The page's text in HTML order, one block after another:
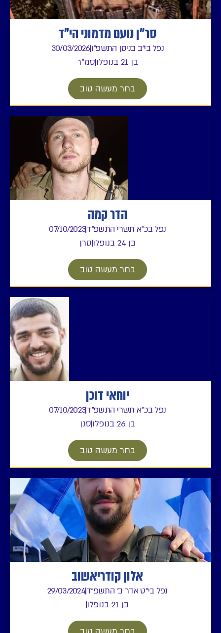
סר"ן נועם מדמוני הי"ד
נפל בי"ב בניסן התשפ"ו30/03/2026
בן 21 בנופלו
סמ"ר
בחר מעשה טוב
הדר קמה
נפל בכ"א תשרי התשפ"ד07/10/2023
בן 24 בנופלו
סרן
בחר מעשה טוב
יוחאי דוכן
נפל בכ"א תשרי התשפ"ד07/10/2023
בן 26 בנופלו
סגן
בחר מעשה טוב
אלון קודריאשוב
נפל בי"ט אדר ב' התשפ"ד29/03/2024
בן 21 בנופלו